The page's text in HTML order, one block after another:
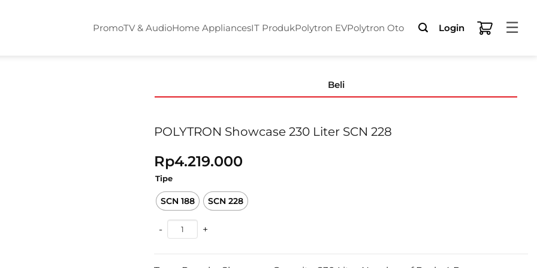
PromoTV & AudioHome AppliancesIT ProdukPolytron EVPolytron Oto Login ☰
Beli
POLYTRON Showcase 230 Liter SCN 228
Rp4.219.000
Tipe
SCN 188 SCN 228
POLYTRON Showcase 230 Liter SCN 228 quantity